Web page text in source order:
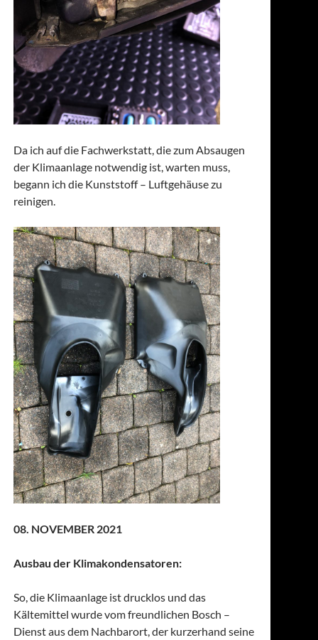
Da ich auf die Fachwerkstatt, die zum Absaugen
der Klimaanlage notwendig ist, warten muss,
begann ich die Kunststoff – Luftgehäuse zu
reinigen.
08. NOVEMBER 2021
Ausbau der Klimakondensatoren:
So, die Klimaanlage ist drucklos und das
Kältemittel wurde vom freundlichen Bosch –
Dienst aus dem Nachbarort, der kurzerhand seine